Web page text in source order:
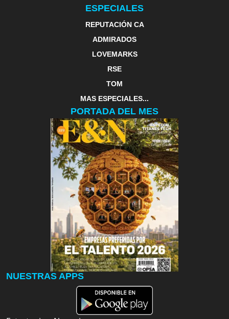
ESPECIALES
REPUTACIÓN CA
ADMIRADOS
LOVEMARKS
RSE
TOM
MAS ESPECIALES...
PORTADA DEL MES
NUESTRAS APPS